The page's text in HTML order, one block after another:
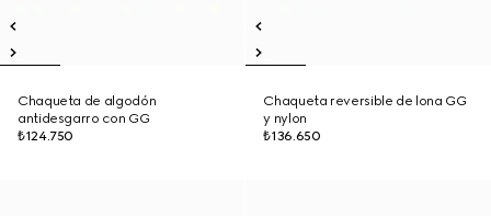
Chaqueta de algodón
antidesgarro con GG
₺124.750
Chaqueta reversible de lona GG
y nylon
₺136.650